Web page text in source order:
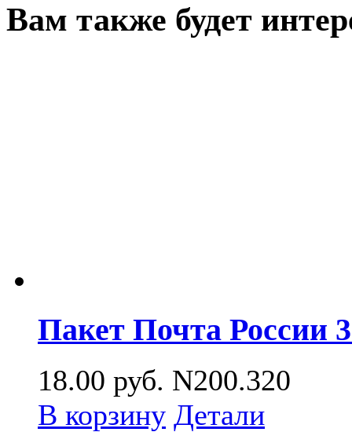
Вам также будет
Пакет Почта России
18.00 руб. N200.320
В корзину Детали